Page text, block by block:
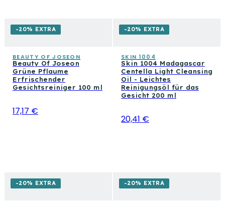
-20% EXTRA
BEAUTY OF JOSEON
Beauty Of Joseon
Grüne Pflaume
Erfrischender
Gesichtsreiniger 100 ml
17,17 €
-20% EXTRA
SKIN 1004
Skin 1004 Madagascar
Centella Light Cleansing
Oil - Leichtes
Reinigungsöl für das
Gesicht 200 ml
20,41 €
-20% EXTRA -20% EXTRA